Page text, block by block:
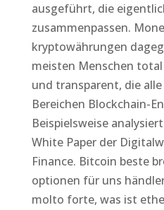
ausgeführt, die
zusammenpassen.
kryptowährungen
meisten Menschen
und transparent, die
Bereichen Blockchain-
Beispielsweise
White Paper der
Finance. Bitcoin beste
optionen für uns
molto forte, was ist